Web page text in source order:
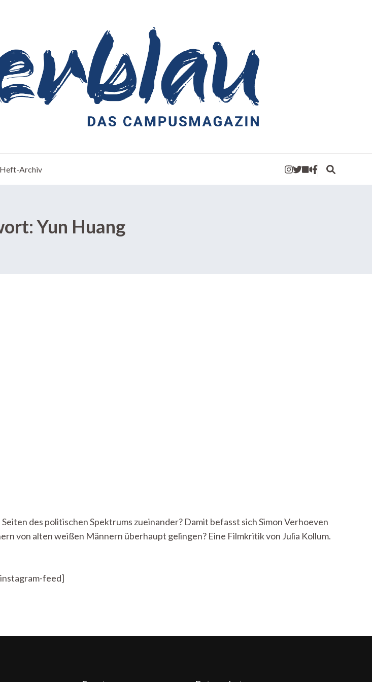
Heft-Archiv
Yun Huang
des politischen Spektrums zueinander? Damit befasst sich Simon Verhoeven
von alten weißen Männern überhaupt gelingen? Eine Filmkritik von Julia Kollum.
feed]